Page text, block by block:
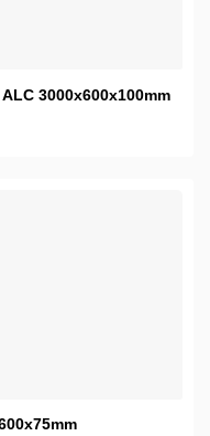
3000x600x100mm